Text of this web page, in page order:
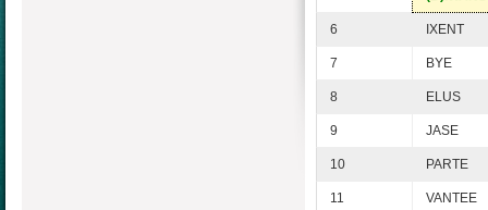
6 IXENT
7 BYE
8 ELUS
9 JASE
10 PARTE
11 VANTEE